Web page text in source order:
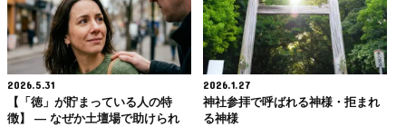
2026.5.31
【「徳」が貯まっている人の特
徴】 ― なぜか土壇場で助けられ
2026.1.27
神社参拝で呼ばれる神様・拒まれ
る神様